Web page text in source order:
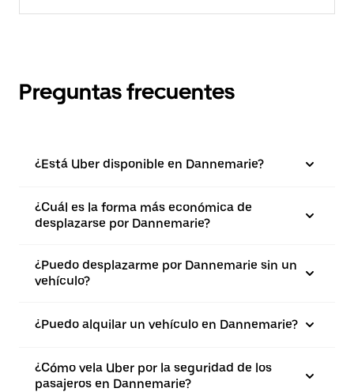
Preguntas frecuentes
¿Está Uber disponible en Dannemarie?
¿Cuál es la forma más económica de
desplazarse por Dannemarie?
¿Puedo desplazarme por Dannemarie sin un
vehículo?
¿Puedo alquilar un vehículo en Dannemarie?
¿Cómo vela Uber por la seguridad de los
pasajeros en Dannemarie?